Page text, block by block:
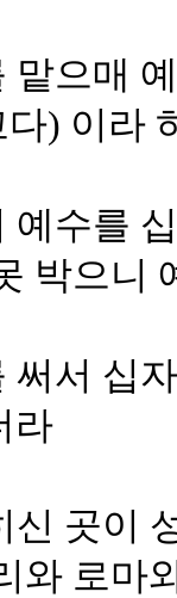
맡으매
) 이라
예수를
박으니
써서 십
라
신 곳이
와 로마